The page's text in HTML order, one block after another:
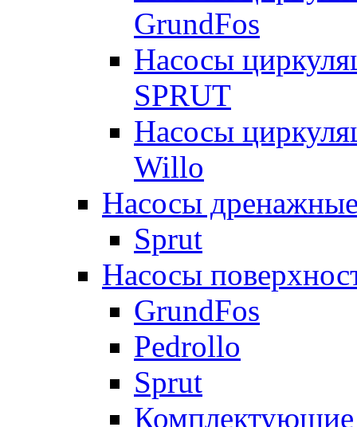
GrundFos
Насосы
SPRUT
Насосы
Willo
Насосы
Sprut
Насосы
GrundFos
Pedrollo
Sprut
Комплектующие